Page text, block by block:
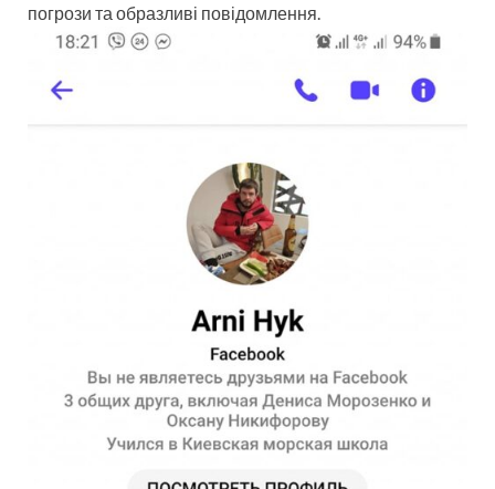
погрози та образливі повідомлення.